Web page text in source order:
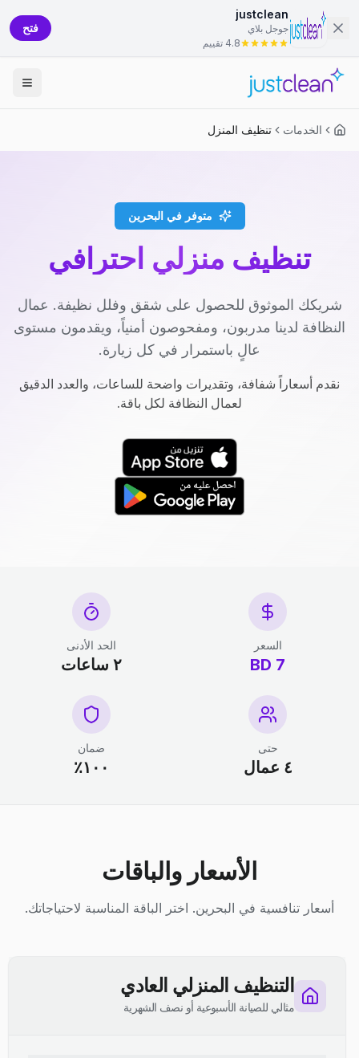
justclean
جوجل بلاي
4.8 تقييم
فتح
الخدمات تنظيف المنزل
متوفر في البحرين
تنظيف منزلي احترافي
شريكك الموثوق للحصول على شقق وفلل نظيفة. عمال
النظافة لدينا مدربون، ومفحوصون أمنياً، ويقدمون مستوى
عالٍ باستمرار في كل زيارة.
نقدم أسعاراً شفافة، وتقديرات واضحة للساعات، والعدد الدقيق
لعمال النظافة لكل باقة.
السعر
7 BD
الحد الأدنى
٢ ساعات
حتى
٤ عمال
ضمان
١٠٠٪
الأسعار والباقات
أسعار تنافسية في البحرين. اختر الباقة المناسبة لاحتياجاتك.
التنظيف المنزلي العادي
مثالي للصيانة الأسبوعية أو نصف الشهرية